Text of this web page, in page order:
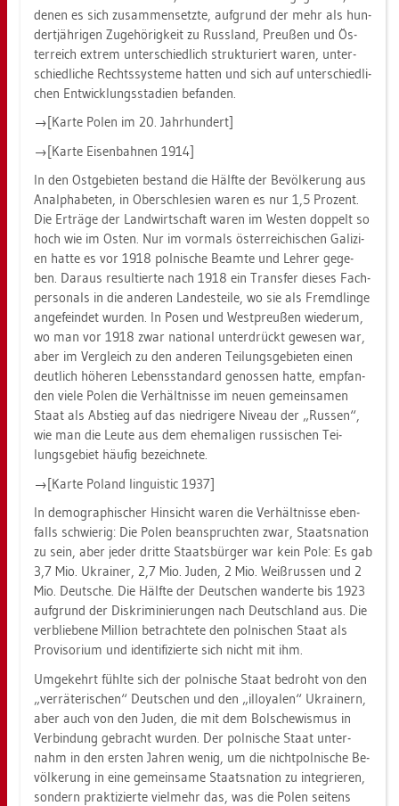
denen es sich zu­sam­men­setz­te, auf­grund der mehr als hun­
dert­jäh­ri­gen Zu­ge­hö­rig­keit zu Russ­land, Preu­ßen und Ös­
ter­reich ex­trem un­ter­schied­lich struk­tu­riert waren, un­ter­
schied­li­che Rechts­sys­te­me hat­ten und sich auf un­ter­schied­li­
chen Ent­wick­lungs­sta­di­en be­fan­den.
→[Karte Polen im 20. Jahr­hun­dert]
→[Karte Ei­sen­bah­nen 1914]
In den Ost­ge­bie­ten be­stand die Hälf­te der Be­völ­ke­rung aus
An­alpha­be­ten, in Ober­schle­si­en waren es nur 1,5 Pro­zent.
Die Er­trä­ge der Land­wirt­schaft waren im Wes­ten dop­pelt so
hoch wie im Osten. Nur im vor­mals ös­ter­rei­chi­schen Ga­li­zi­
en hatte es vor 1918 pol­ni­sche Be­am­te und Leh­rer ge­ge­
ben. Dar­aus re­sul­tier­te nach 1918 ein Trans­fer die­ses Fach­
per­so­nals in die an­de­ren Lan­des­tei­le, wo sie als Fremd­lin­ge
an­ge­fein­det wur­den. In Posen und West­preu­ßen wie­der­um,
wo man vor 1918 zwar na­tio­nal un­ter­drückt ge­we­sen war,
aber im Ver­gleich zu den an­de­ren Tei­lungs­ge­bie­ten einen
deut­lich hö­he­ren Le­bens­stan­dard ge­nos­sen hatte, emp­fan­
den viele Polen die Ver­hält­nis­se im neuen ge­mein­sa­men
Staat als Ab­stieg auf das nied­ri­ge­re Ni­veau der „Rus­sen“,
wie man die Leute aus dem ehe­ma­li­gen rus­si­schen Tei­
lungs­ge­biet häu­fig be­zeich­ne­te.
→[Karte Po­land lin­gu­is­tic 1937]
In de­mo­gra­phi­scher Hin­sicht waren die Ver­hält­nis­se eben­
falls schwie­rig: Die Polen be­an­spruch­ten zwar, Staats­na­ti­on
zu sein, aber jeder drit­te Staats­bür­ger war kein Pole: Es gab
3,7 Mio. Ukrai­ner, 2,7 Mio. Juden, 2 Mio. Weiß­rus­sen und 2
Mio. Deut­sche. Die Hälf­te der Deut­schen wan­der­te bis 1923
auf­grund der Dis­kri­mi­nie­run­gen nach Deutsch­land aus. Die
ver­blie­be­ne Mil­li­on be­trach­te­te den pol­ni­schen Staat als
Pro­vi­so­ri­um und iden­ti­fi­zier­te sich nicht mit ihm.
Um­ge­kehrt fühl­te sich der pol­ni­sche Staat be­droht von den
„ver­rä­te­ri­schen“ Deut­schen und den „il­loya­len“ Ukrai­nern,
aber auch von den Juden, die mit dem Bol­sche­wis­mus in
Ver­bin­dung ge­bracht wur­den. Der pol­ni­sche Staat un­ter­
nahm in den ers­ten Jah­ren wenig, um die nicht­pol­ni­sche Be­
völ­ke­rung in eine ge­mein­sa­me Staats­na­ti­on zu in­te­grie­ren,
son­dern prak­ti­zier­te viel­mehr das, was die Polen sei­tens